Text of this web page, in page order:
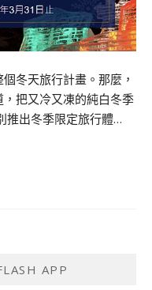
冬天旅行計畫。那麼，
把又冷又凍的純白冬季
推出冬季限定旅行體…
APP